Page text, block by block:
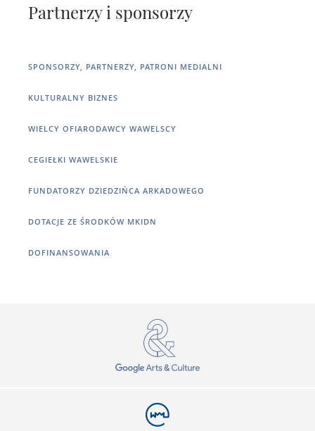
Partnerzy i sponsorzy
SPONSORZY, PARTNERZY, PATRONI MEDIALNI
KULTURALNY BIZNES
WIELCY OFIARODAWCY WAWELSCY
CEGIEŁKI WAWELSKIE
FUNDATORZY DZIEDZIŃCA ARKADOWEGO
DOTACJE ZE ŚRODKÓW MKIDN
DOFINANSOWANIA